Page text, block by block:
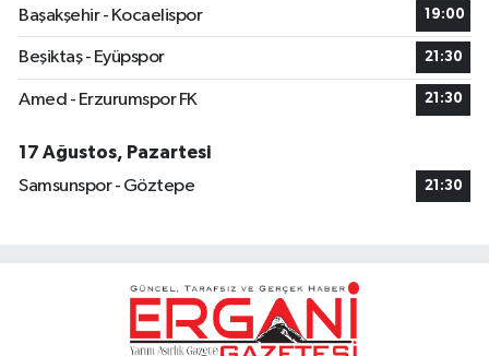
Başakşehir - Kocaelispor
19:00
Beşiktaş - Eyüpspor 21:30
Amed - Erzurumspor FK 21:30
17 Ağustos, Pazartesi
Samsunspor - Göztepe
21:30